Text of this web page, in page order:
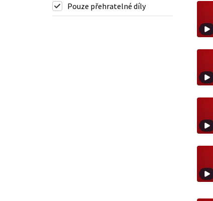
Pouze přehratelné díly